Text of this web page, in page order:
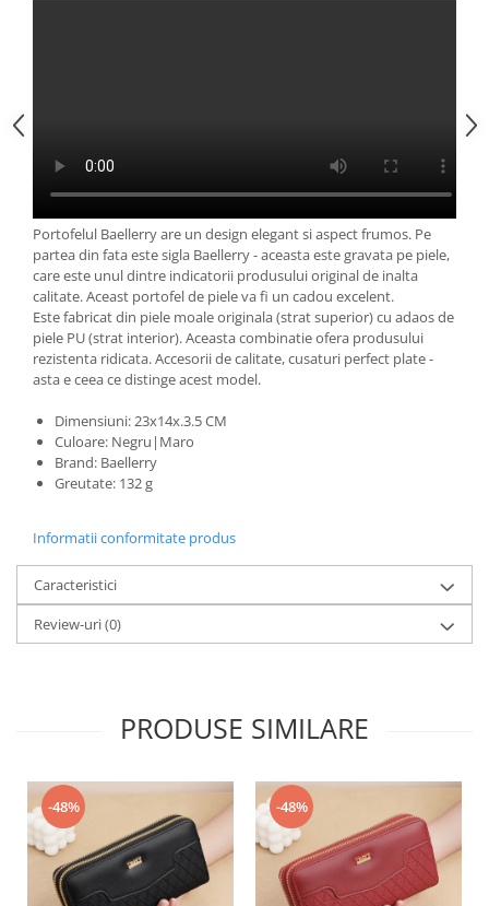
Portofelul Baellerry are un design elegant si aspect frumos. Pe
partea din fata este sigla Baellerry - aceasta este gravata pe piele,
care este unul dintre indicatorii produsului original de inalta
calitate. Aceast portofel de piele va fi un cadou excelent.
Este fabricat din piele moale originala (strat superior) cu adaos de
piele PU (strat interior). Aceasta combinatie ofera produsului
rezistenta ridicata. Accesorii de calitate, cusaturi perfect plate -
asta e ceea ce distinge acest model.
Dimensiuni: 23x14x.3.5 CM
Culoare: Negru|Maro
Brand: Baellerry
Greutate: 132 g
Informatii conformitate produs
Caracteristici
Review-uri(0)
PRODUSE SIMILARE
-48% -48%